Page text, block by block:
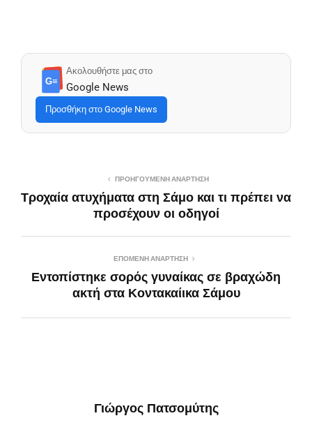
G≡
Ακολουθήστε μας στο
Google News
Προσθήκη στο Google News
ΠΡΟΗΓΟΎΜΕΝΗ ΑΝΆΡΤΗΣΗ
Τροχαία ατυχήματα στη Σάμο και τι πρέπει να
προσέχουν οι οδηγοί
ΕΠΌΜΕΝΗ ΑΝΆΡΤΗΣΗ
Εντοπίστηκε σορός γυναίκας σε βραχώδη
ακτή στα Κοντακαίικα Σάμου
Γιώργος Πατσομύτης